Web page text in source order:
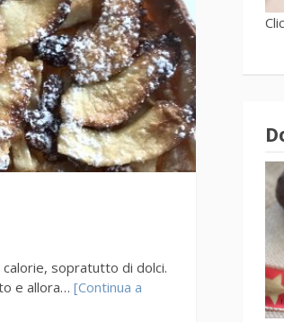
sopratutto di dolci.
e allora… [Continua a